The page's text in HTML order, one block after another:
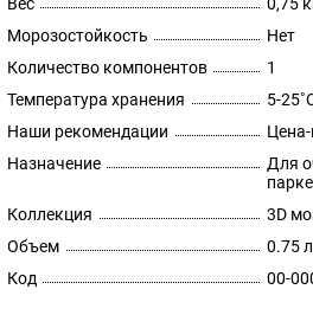
Морозостойкость
Нет
Количество компонентов
1
Температура хранения
5-
Наши рекомендации
Назначение
Для
Коллекция
3D
Объем
0.75 л
Код
00-